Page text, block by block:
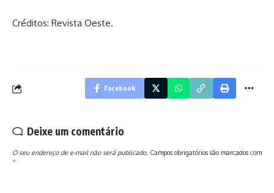
Créditos: Revista Oeste.
Facebook
Deixe um comentário
O seu endereço de e-mail não será publicado. Campos obrigatórios são marcados com
*